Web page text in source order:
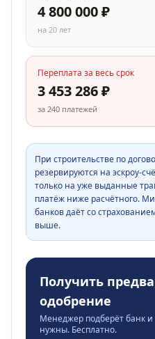
4 800 000₽
на 20 лет
Переплата за весь срок
3 453 286₽
за 240 платежей
При строительстве по
резервируются на эскроу-
только на уже выданные
платёж ниже расчётного.
банков даёт со
выше.
Получить
одобрение
Менеджер подберёт банк и
нужны. Бесплатно.